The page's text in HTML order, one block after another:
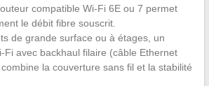
compatible Wi-Fi 6E ou 7 permet
le débit fibre souscrit.
de grande surface ou à étages, un
Fi avec backhaul filaire (câble Ethernet
la couverture sans fil et la stabilité